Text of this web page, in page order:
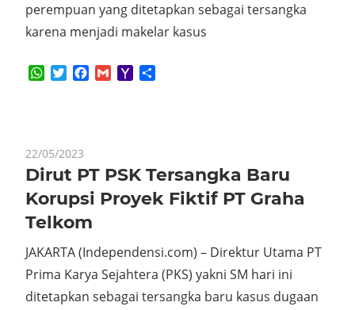
perempuan yang ditetapkan sebagai tersangka
karena menjadi makelar kasus
WhatsApp
TwitterFacebook
GmailYahoo
22/05/2023
Dirut PT PSK Tersangka Baru
Korupsi Proyek Fiktif PT Graha
Telkom
JAKARTA (Independensi.com) – Direktur Utama PT
Prima Karya Sejahtera (PKS) yakni SM hari ini
ditetapkan sebagai tersangka baru kasus dugaan